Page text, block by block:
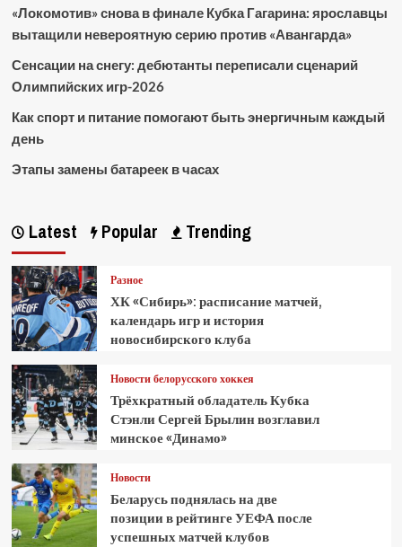
«Локомотив» снова в финале Кубка Гагарина: ярославцы
вытащили невероятную серию против «Авангарда»
Сенсации на снегу: дебютанты переписали сценарий
Олимпийских игр-2026
Как спорт и питание помогают быть энергичным каждый
день
Этапы замены батареек в часах
Latest Popular Trending
Разное
ХК «Сибирь»: расписание матчей,
календарь игр и история
новосибирского клуба
Новости белорусского хоккея
Трёхкратный обладатель Кубка
Стэнли Сергей Брылин возглавил
минское «Динамо»
Новости
Беларусь поднялась на две
позиции в рейтинге УЕФА после
успешных матчей клубов